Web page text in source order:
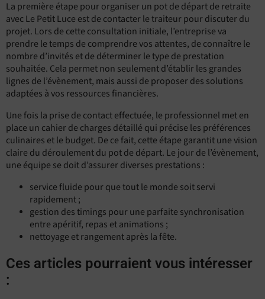
La première étape pour organiser un pot de départ de retraite
avec Le Petit Luce est de contacter le traiteur pour discuter du
projet. Lors de cette consultation initiale, l’entreprise va
prendre le temps de comprendre vos attentes, de connaître le
nombre d’invités et de déterminer le type de prestation
souhaitée. Cela permet non seulement d’établir les grandes
lignes de l’évènement, mais aussi de proposer des solutions
adaptées à vos ressources financières.
Une fois la prise de contact effectuée, le professionnel met en
place un cahier de charges détaillé qui précise les préférences
culinaires et le budget. De ce fait, cette étape garantit une vision
claire du déroulement du pot de départ. Le jour de l’évènement,
une équipe se doit d’assurer diverses prestations :
service fluide pour que tout le monde soit servi
rapidement ;
gestion des timings pour une parfaite synchronisation
entre apéritif, repas et animations ;
nettoyage et rangement après la fête.
Ces articles pourraient vous intéresser
: